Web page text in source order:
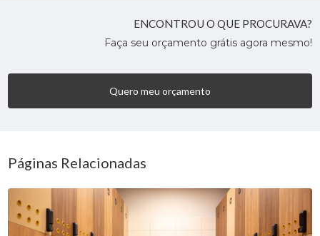
ENCONTROU O QUE PROCURAVA?
Faça seu orçamento grátis agora mesmo!
Quero meu orçamento
Páginas Relacionadas